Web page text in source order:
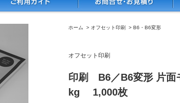
ホーム > オフセット印刷 > B6・B6変形
オフセット印刷
印刷 B6／B6変形 片面
kg 1,000枚